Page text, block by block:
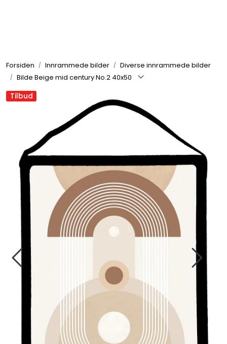
Forsiden Innrammede bilder
Diverse innrammede bilder
Bilde Beige mid century No.2 40x50
Tilbud
Passepartout
Tilbehør til innramming
Innrammede bilder
Canvas
Glass art
Malerier
Speil
Trykk av bilder/skilt og innramming
SOMMEROUTLET